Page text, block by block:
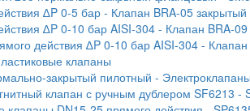
∆P 0-5 бар - Клапан BRA-05
∆P 0-10 бар AISI-304 - Клапан BRA-
действия ∆P 0-10 бар AISI-304-
клапаны
закрытый пилотный -
клапан с ручным дублером SF6213 -